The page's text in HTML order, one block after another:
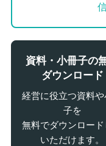
資料・小冊子の
ダウンロード
経営に役立つ資料
子を
無料でダウンロード
いただけます。